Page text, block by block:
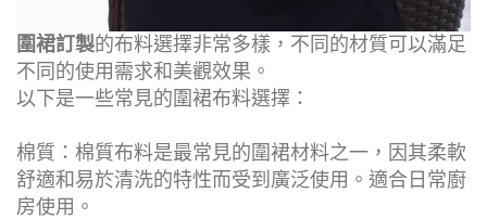
圍裙訂製的布料選擇非常多樣，不同的材質可以滿足
不同的使用需求和美觀效果。
以下是一些常見的圍裙布料選擇：
棉質：棉質布料是最常見的圍裙材料之一，因其柔軟
舒適和易於清洗的特性而受到廣泛使用。適合日常廚
房使用。